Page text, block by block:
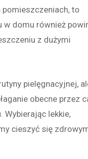
to
w domu również
z dużymi
pielęgnacyjnej,
obecne przez
Wybierając lekkie,
cieszyć się